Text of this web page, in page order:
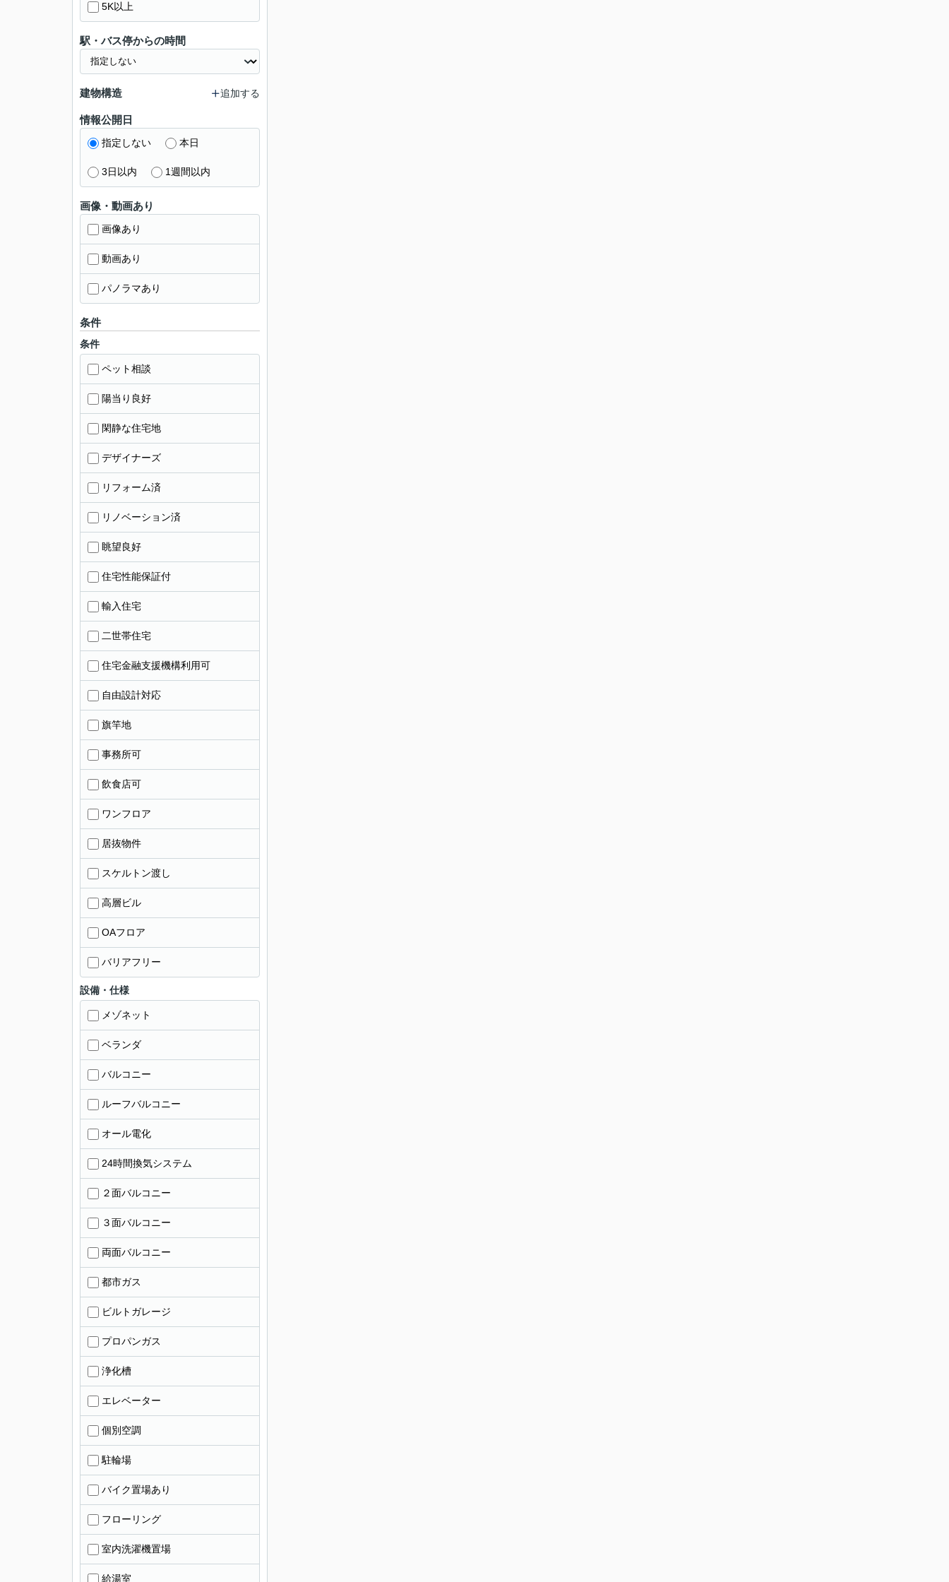
5K以上
駅・バス停からの時間
建物構造 追加する
情報公開日
指定しない 本日
3日以内 1週間以内
画像・動画あり
画像あり
動画あり
パノラマあり
条件
条件
ペット相談
陽当り良好
閑静な住宅地
デザイナーズ
リフォーム済
リノベーション済
眺望良好
住宅性能保証付
輸入住宅
二世帯住宅
住宅金融支援機構利用可
自由設計対応
旗竿地
事務所可
飲食店可
ワンフロア
居抜物件
スケルトン渡し
高層ビル
OAフロア
バリアフリー
設備・仕様
メゾネット
ベランダ
バルコニー
ルーフバルコニー
オール電化
24時間換気システム
２面バルコニー
３面バルコニー
両面バルコニー
都市ガス
ビルトガレージ
プロパンガス
浄化槽
エレベーター
個別空調
駐輪場
バイク置場あり
フローリング
室内洗濯機置場
給湯室